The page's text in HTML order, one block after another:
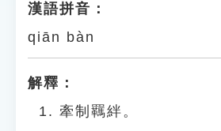
貓頭鷹博士
漢語拼音：
qiān bàn
解釋：
牽制羈絆。